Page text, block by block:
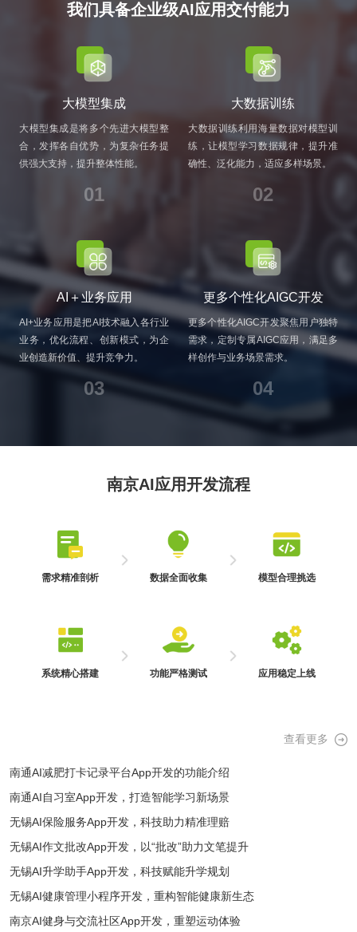
我们具备企业级AI应用交付能力
大模型集成
大模型集成是将多个先进大模型整
合，发挥各自优势，为复杂任务提
供强大支持，提升整体性能。
01
大数据训练
大数据训练利用海量数据对模型训
练，让模型学习数据规律，提升准
确性、泛化能力，适应多样场景。
02
AI＋业务应用
AI+业务应用是把AI技术融入各行业
业务，优化流程、创新模式，为企
业创造新价值、提升竞争力。
03
更多个性化AIGC开发
更多个性化AIGC开发聚焦用户独特
需求，定制专属AIGC应用，满足多
样创作与业务场景需求。
04
南京AI应用开发流程
需求精准剖析 数据全面收集 模型合理挑选
系统精心搭建 功能严格测试 应用稳定上线
查看更多
南通AI减肥打卡记录平台App开发的功能介绍
南通AI自习室App开发，打造智能学习新场景
无锡AI保险服务App开发，科技助力精准理赔
无锡AI作文批改App开发，以“批改”助力文笔提升
无锡AI升学助手App开发，科技赋能升学规划
无锡AI健康管理小程序开发，重构智能健康新生态
南京AI健身与交流社区App开发，重塑运动体验